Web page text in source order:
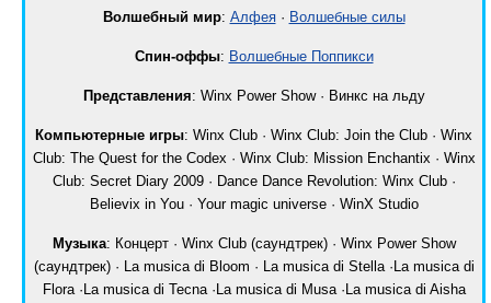
Волшебный мир: Алфея· Волшебные силы
Спин-оффы: Волшебные Поппикси
Представления: Winx Power Show · Винкс на льду
Компьютерные игры: Winx Club · Winx Club: Join the Club · Winx
Club: The Quest for the Codex · Winx Club: Mission Enchantix · Winx
Club: Secret Diary 2009 · Dance Dance Revolution: Winx Club ·
Believix in You · Your magic universe · WinX Studio
Музыка: Концерт · Winx Club (саундтрек) · Winx Power Show
(саундтрек) · La musica di Bloom · La musica di Stella ·La musica di
Flora ·La musica di Tecna ·La musica di Musa ·La musica di Aisha